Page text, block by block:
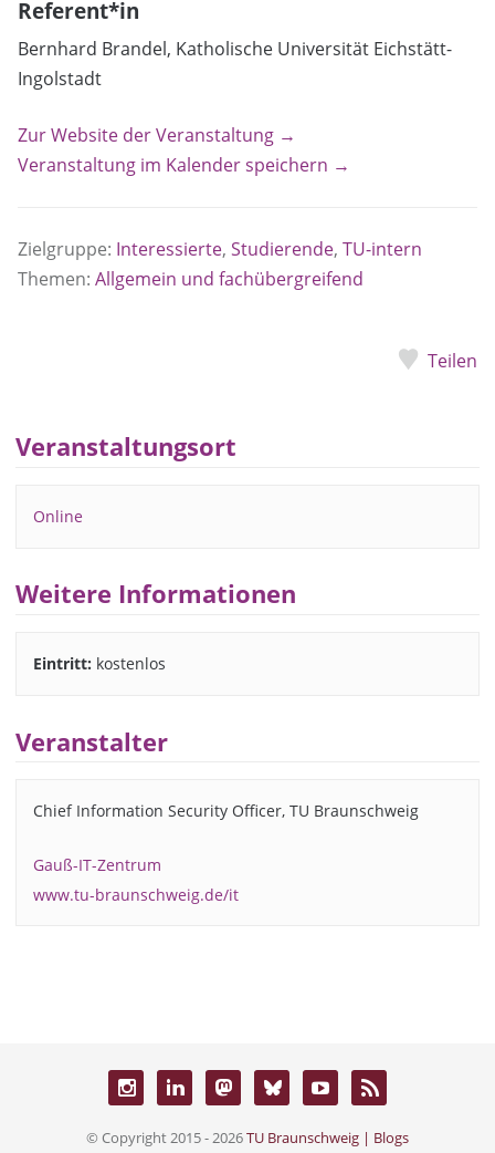
Referent*in
Bernhard Brandel, Katholische Universität Eichstätt-
Ingolstadt
Zur Website der Veranstaltung →
Veranstaltung im Kalender speichern →
Zielgruppe: Interessierte, Studierende, TU-intern
Themen: Allgemein und fachübergreifend
Teilen
Veranstaltungsort
Online
Weitere Informationen
Eintritt: kostenlos
Veranstalter
Chief Information Security Officer, TU Braunschweig
Gauß-IT-Zentrum
www.tu-braunschweig.de/it
© Copyright 2015 - 2026TU Braunschweig | Blogs